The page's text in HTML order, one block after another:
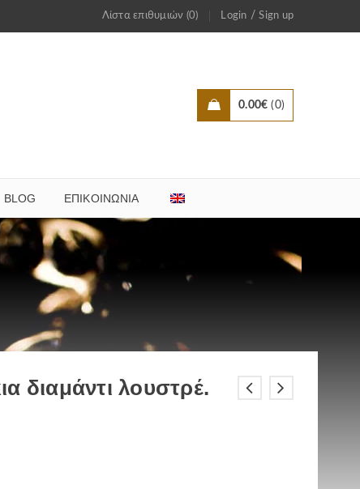
Λίστα επιθυμιών (0) Login /Sign up
0.00€ 0
BLOG ΕΠΙΚΟΙΝΩΝΊΑ
διαμάντι λουστρέ.